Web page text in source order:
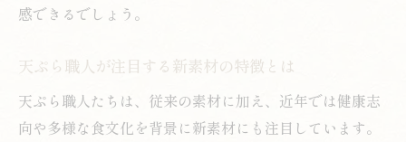
感できるでしょう。
天ぷら職人が注目する新素材の特徴とは
天ぷら職人たちは、従来の素材に加え、近年では健康志
向や多様な食文化を背景に新素材にも注目しています。